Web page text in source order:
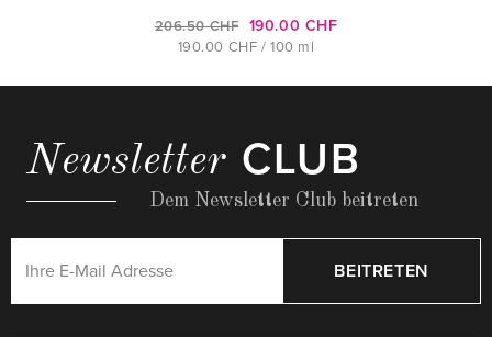
206.50 CHF 190.00 CHF
190.00 CHF / 100 ml
Newsletter CLUB
Dem Newsletter Club beitreten
BEITRETEN